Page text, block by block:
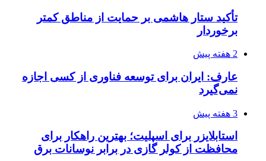
تأکید ستار هاشمی بر حمایت از مناطق کمتر
برخوردار
2 هفته پیش
عارف: ایران برای توسعه فناوری از کسی اجازه
نمی‌گیرد
3 هفته پیش
استابلایزر برای اسپلیت؛ بهترین راهکار برای
محافظت از کولر گازی در برابر نوسانات برق